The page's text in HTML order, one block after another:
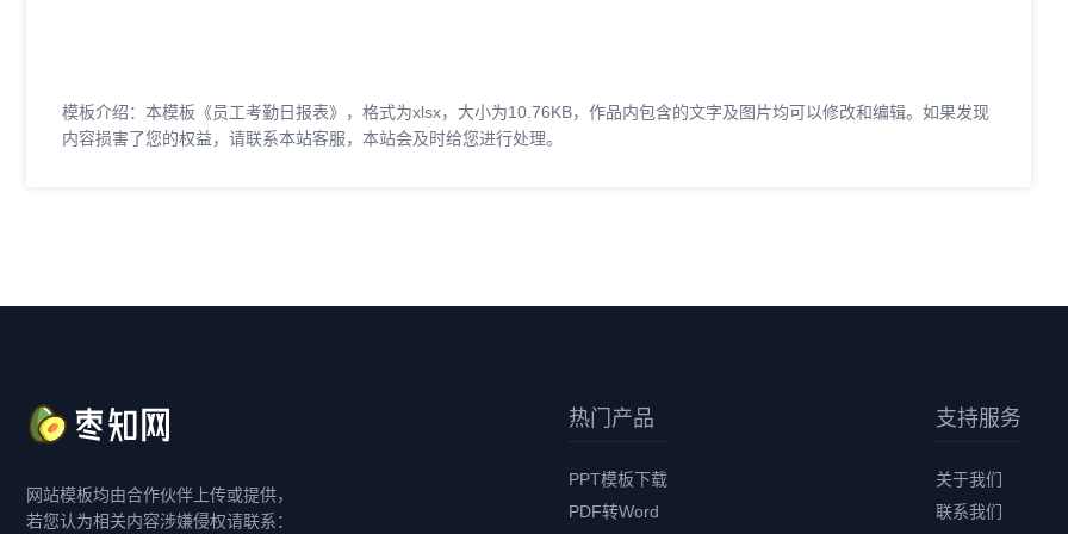
模板介绍：本模板《员工考勤日报表》，格式为xlsx，大小为10.76KB，作品内包含的文字及图片均可以修改和编辑。如果发现
内容损害了您的权益，请联系本站客服，本站会及时给您进行处理。
网站模板均由合作伙伴上传或提供，
若您认为相关内容涉嫌侵权请联系：
热门产品
PPT模板下载
PDF转Word
支持服务
关于我们
联系我们